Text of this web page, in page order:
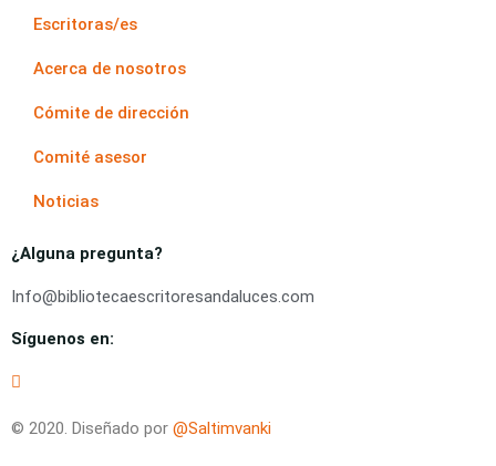
Escritoras/es
Acerca de nosotros
Cómite de dirección
Comité asesor
Noticias
¿Alguna pregunta?
Info@bibliotecaescritoresandaluces.com
Síguenos en:
© 2020. Diseñado por @Saltimvanki